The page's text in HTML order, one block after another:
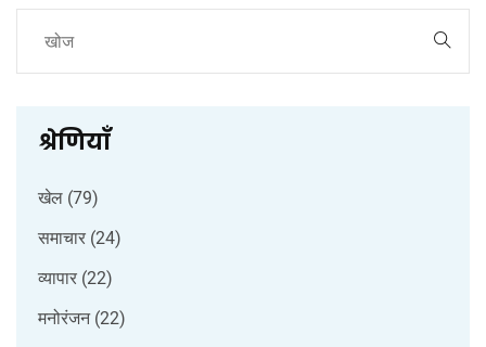
श्रेणियाँ
खेल (79)
समाचार (24)
व्यापार (22)
मनोरंजन (22)